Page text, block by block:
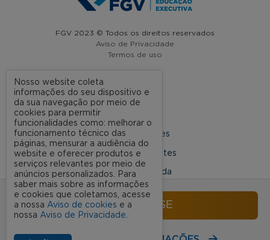
INSCREVA-SE
FGV 2023 © Todos os direitos reservados
Aviso de Privacidade
Termos de uso
A FGV
Nossas Unidades
Dúvidas Frequentes
Rede Conveniada
Ouvidoria Acadêmica
Nosso website coleta
informações do seu dispositivo e
da sua navegação por meio de
cookies para permitir
funcionalidades como: melhorar o
funcionamento técnico das
páginas, mensurar a audiência do
website e oferecer produtos e
serviços relevantes por meio de
anúncios personalizados. Para
saber mais sobre as informações
e cookies que coletamos, acesse
a nossa Aviso de cookies e a
nossa Aviso de Privacidade.